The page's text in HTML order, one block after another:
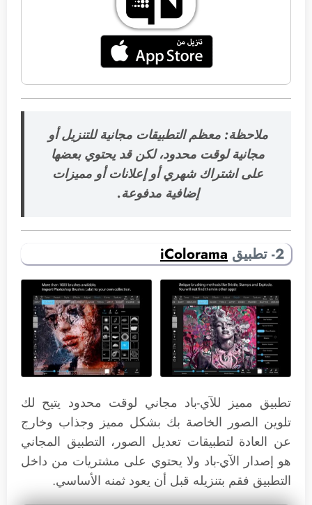
ملاحظة: معظم التطبيقات مجانية للتنزيل أو
مجانية لوقت محدود، لكن قد يحتوي بعضها
على اشتراك شهري أو إعلانات أو مميزات
إضافية مدفوعة.
2- تطبيق iColorama
تطبيق مميز للآي-باد مجاني لوقت محدود يتيح لك
تلوين الصور الخاصة بك بشكل مميز وجذاب وخارج
عن العادة لتطبيقات تعديل الصور، التطبيق المجاني
هو إصدار الآي-باد ولا يحتوي على مشتريات من داخل
التطبيق فقم بتنزيله قبل أن يعود ثمنه الأساسي.